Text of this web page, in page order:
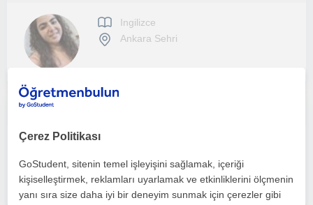
Ingilizce
Ankara Sehri
Ankara Sehri
Çerez Politikası
GoStudent, sitenin temel işleyişini sağlamak, içeriği
kişiselleştirmek, reklamları uyarlamak ve etkinliklerini ölçmenin
yanı sıra size daha iyi bir deneyim sunmak için çerezler gibi